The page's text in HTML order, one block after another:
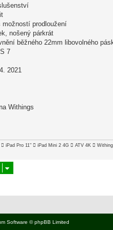
prodloužení
nošený párkrát
běžného 22mm libovolného
7
2021
Withings
iPad Pro 11"  iPad Mini 2 4G  ATV 4K 
Software © phpBB Limited